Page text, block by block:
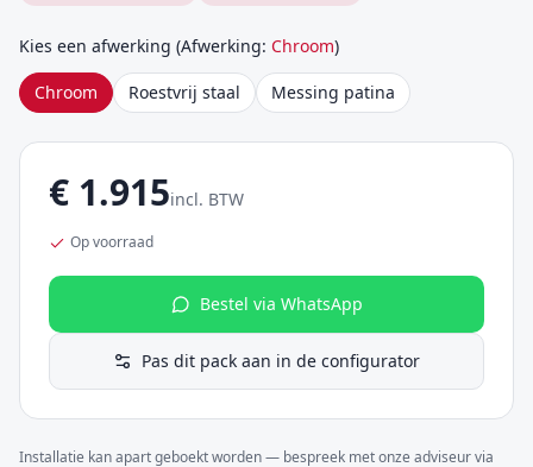
Kies een afwerking (Afwerking: Chroom)
Chroom Roestvrij staal Messing patina
€ 1.915incl. BTW
Op voorraad
Bestel via WhatsApp
Pas dit pack aan in de configurator
Installatie kan apart geboekt worden — bespreek met onze adviseur via